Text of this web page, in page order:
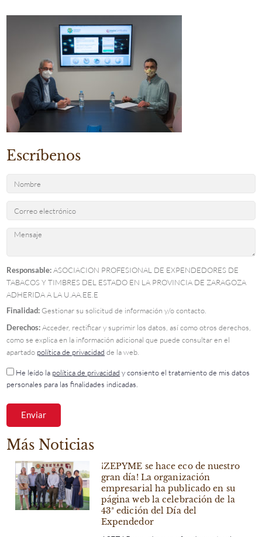
Escríbenos
Responsable:ASOCIACION PROFESIONAL DE EXPENDEDORES DE
TABACOS Y TIMBRES DEL ESTADO EN LA PROVINCIA DE ZARAGOZA
ADHERIDA A LA U.AA.EE.E
Finalidad:Gestionar su solicitud de información y/o contacto.
Derechos:Acceder, rectificar y suprimir los datos, así como otros derechos,
como se explica en la información adicional que puede consultar en el
apartado política de privacidad de la web.
He leído la política de privacidad y consiento el tratamiento de mis datos
personales para las finalidades indicadas.
Enviar
Más Noticias
¡ZEPYME se hace eco de nuestro
gran día! La organización
empresarial ha publicado en su
página web la celebración de la
43ª edición del Día del
Expendedor